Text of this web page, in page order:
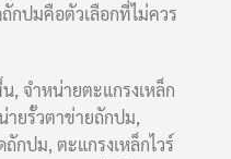
ปมคือตัวเลือกที่ไม่ควร
น, จำหน่ายตะแกรงเหล็ก
ายรั้วตาข่ายถักปม,
กปม, ตะแกรงเหล็กไวร์